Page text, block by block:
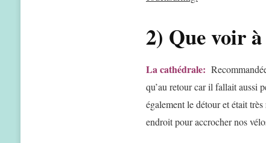
2) Que voir
La cathédrale:
qu’au retour car il fallait aussi
également le détour et était
endroit pour accrocher nos